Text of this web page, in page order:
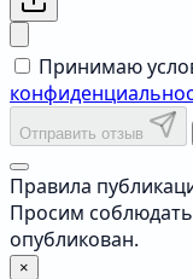
Принимаю
Отправить отзыв
Правила
Просим
опубликован.
×